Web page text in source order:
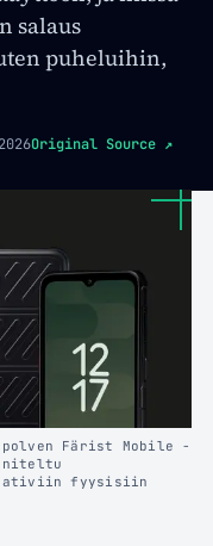
salaus
puheluihin,
Original Source ↗
Färist Mobile -
fyysisiin